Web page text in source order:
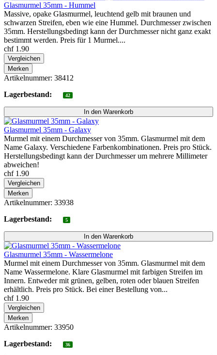
Glasmurmel 35mm - Hummel
Massive, opake Glasmurmel, leuchtend gelb mit braunen und
schwarzen Streifen, eben wie eine Hummel. Durchmesser zwischen
35mm. Herstellungsbedingt kann der Durchmesser nicht ganz exakt
bestimmt werden. Preis für 1 Murmel....
chf 1.90
Vergleichen
Merken
Artikelnummer: 38412
Lagerbestand:
42
Glasmurmel 35mm - Galaxy
Murmel mit einem Durchmesser von 35mm. Glasmurmel mit dem
Name Galaxy. Verschiedene Farbenkombinationen. Preis pro Stück.
Herstellungsbedingt kann der Durchmesser um mehrere Millimeter
abweichen!
chf 1.90
Vergleichen
Merken
Artikelnummer: 33938
Lagerbestand:
5
Glasmurmel 35mm - Wassermelone
Murmel mit einem Durchmesser von 35mm. Glasmurmel mit dem
Name Wassermelone. Klare Glasmurmel mit farbigen Streifen im
Innern. Entweder mit grünen, gelben, roten oder blauen Streifen
erhältlich. Preis pro Stück. Bei einer Bestellung von...
chf 1.90
Vergleichen
Merken
Artikelnummer: 33950
Lagerbestand:
36